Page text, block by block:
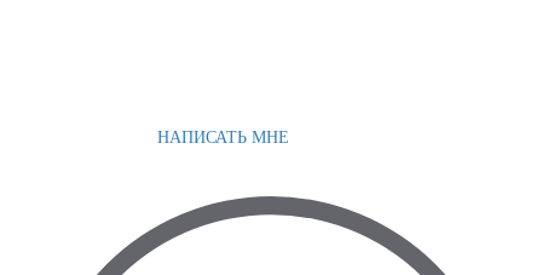
НАПИСАТЬ МНЕ